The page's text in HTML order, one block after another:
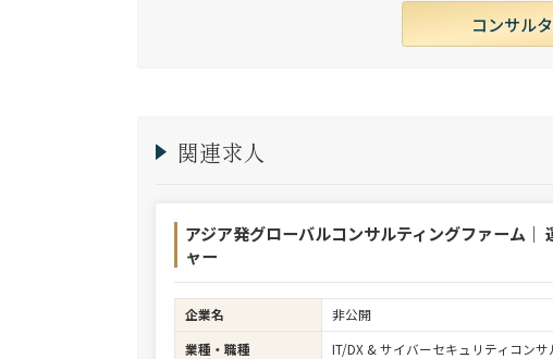
コンサル
関連求人
アジア発グローバルコンサルティングファーム
ャー
企業名 非公開
業種・職種
IT/DX & サイバーセキュリティコンサ